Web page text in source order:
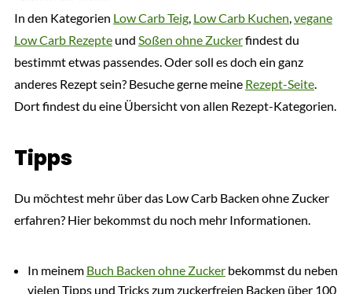
In den Kategorien Low Carb Teig, Low Carb Kuchen vegane
Low Carb Rezepteund Soßen ohne Zuckerfindest du
bestimmt etwas passendes. Oder soll es doch ein ganz
anderes Rezept sein? Besuche gerne meine Rezept-Seite.
Dort findest du eine Übersicht von allen Rezept-Kategorien.
Tipps
Du möchtest mehr über das Low Carb Backen ohne Zucker
erfahren? Hier bekommst du noch mehr Informationen.
In meinem Buch Backen ohne Zuckerbekommst du neben
vielen Tipps und Tricks zum zuckerfreien Backen über 100